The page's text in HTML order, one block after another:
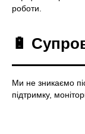
роботи.
🔋
Ми не зникаємо
підтримку,